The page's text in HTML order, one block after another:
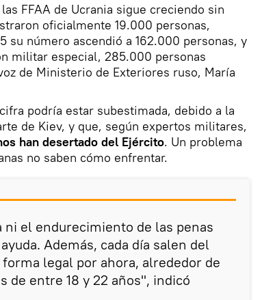
FFAA de Ucrania sigue creciendo sin
oficialmente 19.000 personas,
su número ascendió a 162.000 personas, y
militar especial, 285.000 personas
de Ministerio de Exteriores ruso, María
podría estar subestimada, debido a la
de Kiev, y que, según expertos militares,
han desertado del Ejército. Un problema
no saben cómo enfrentar.
ni el endurecimiento de las penas
Además, cada día salen del
legal por ahora, alrededor de
de entre 18 y 22 años", indicó